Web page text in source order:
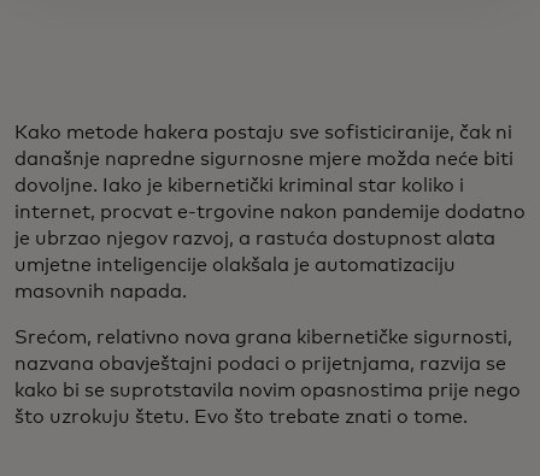
Kako metode hakera postaju sve sofisticiranije, čak ni
današnje napredne sigurnosne mjere možda neće biti
dovoljne. Iako je kibernetički kriminal star koliko i
internet, procvat e-trgovine nakon pandemije dodatno
je ubrzao njegov razvoj, a rastuća dostupnost alata
umjetne inteligencije olakšala je automatizaciju
masovnih napada.
Srećom, relativno nova grana kibernetičke sigurnosti,
nazvana obavještajni podaci o prijetnjama, razvija se
kako bi se suprotstavila novim opasnostima prije nego
što uzrokuju štetu. Evo što trebate znati o tome.